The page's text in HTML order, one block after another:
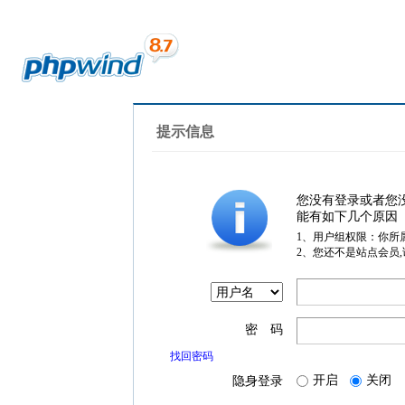
提示信息
您没有登录或者您
能有如下几个原因
1、用户组权限：你所
2、您还不是站点会员
密 码
找回密码
隐身登录 开启 关闭